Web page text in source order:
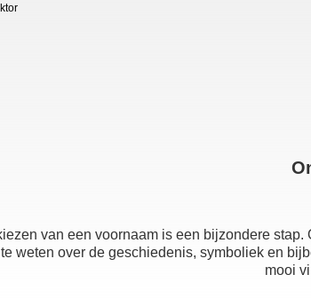
van een voornaam is een bijzondere
weten over de geschiedenis, symboliek en
mooi